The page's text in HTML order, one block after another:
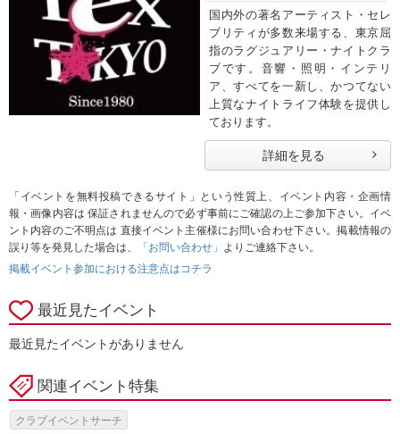
国内外の著名アーティスト・セレ
ブリティが多数来場する、東京屈
指のラグジュアリー・ナイトクラ
ブです。音響・照明・インテリ
ア、すべてを一新し、かつてない
上質なナイトライフ体験を提供し
ております。
詳細を見る
「イベントを無料投稿できるサイト」という性質上、イベント内容・企画情
報・画像内容は 保証されませんので必ず事前にご確認の上ご参加下さい。イベ
ント内容のご不明点は 直接イベント主催様にお問い合わせ下さい。掲載情報の
誤り等を発見した場合は、
「お問い合わせ」 よりご連絡下さい。
掲載イベント参加における注意点はコチラ
最近見たイベント
最近見たイベントがありません
関連イベント特集
クラブイベントサーチ